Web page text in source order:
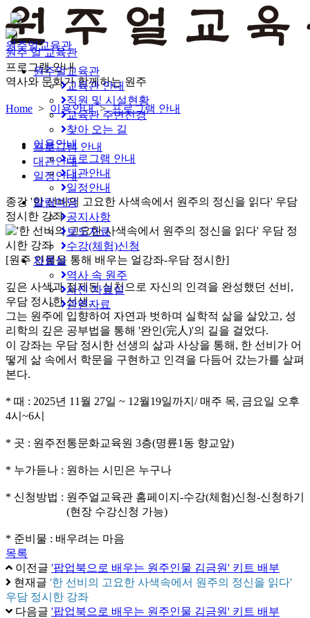
원주얼교육관
원주얼교육관
교육관 안내
직원 및 시설현황
교육관 주변전경
찾아 오는 길
이용안내
프로그램 안내
대관안내
일정안내
알림마당
공지사항
보도자료
수강(체험)신청
자료실
역사 속 원주
사진 자료실
관련자료
원주 얼 교육관
프로그램 안내
역사와 문화가 함께하는 원주
Home > 이용안내>프로그램 안내
프로그램 안내
대관안내
일정안내
종강 '한 선비의 고요한 사색속에서 원주의 정신을 읽다' 우담
정시한 강좌
[원주 인물을 통해 배우는 얼강좌-우담 정시한]
깊은 사색과 절제된 실천으로 자신의 인격을 완성했던 선비,
우담 정시한 선생.
그는 원주에 입향하여 자연과 벗하며 실학적 삶을 살았고, 성
리학의 깊은 공부법을 통해 '완인(完人)'의 길을 걸었다.
이 강좌는 우담 정시한 선생의 삶과 사상을 통해, 한 선비가 어
떻게 삶 속에서 학문을 구현하고 인격을 다듬어 갔는가를 살펴
본다.
* 때 : 2025년 11월 27일 ~ 12월19일까지/ 매주 목, 금요일 오후
4시~6시
* 곳 : 원주전통문화교육원 3층(명륜1동 향교앞)
* 누가듣나 : 원하는 시민은 누구나
* 신청방법 : 원주얼교육관 홈페이지-수강(체험)신청-신청하기
(현장 수강신청 가능)
* 준비물 : 배우려는 마음
목록
이전글 '팝업북으로 배우는 원주인물 김금원' 키트 배부
현재글 '한 선비의 고요한 사색속에서 원주의 정신을 읽다'
우담 정시한 강좌
다음글 '팝업북으로 배우는 원주인물 김금원' 키트 배부